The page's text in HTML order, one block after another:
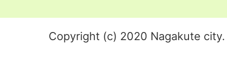
Copyright (c) 2020 Nagakute